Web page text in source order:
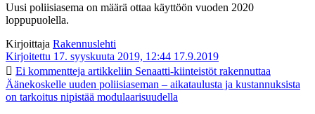
Uusi poliisiasema on määrä ottaa käyttöön vuoden 2020
loppupuolella.
Kirjoittaja Rakennuslehti
Kirjoitettu 17. syyskuuta 2019, 12:44 17.9.2019
Ei kommentteja artikkeliin Senaatti-kiinteistöt rakennuttaa
Äänekoskelle uuden poliisiaseman – aikataulusta ja kustannuksista
on tarkoitus nipistää modulaarisuudella